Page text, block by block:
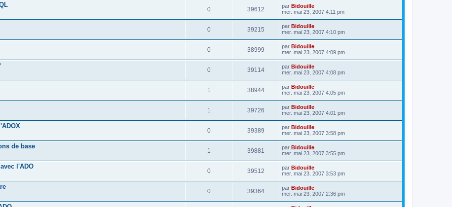
0 39612 par Bidouille
mer. mai 23, 2007 4:11 pm
0 39215 par Bidouille
mer. mai 23, 2007 4:10 pm
0 38999 par Bidouille
mer. mai 23, 2007 4:09 pm
0 39114 par Bidouille
mer. mai 23, 2007 4:08 pm
1 38944 par Bidouille
mer. mai 23, 2007 4:05 pm
1 39726 par Bidouille
mer. mai 23, 2007 4:01 pm
0 39389 par Bidouille
mer. mai 23, 2007 3:58 pm
de base
1 39881 par Bidouille
mer. mai 23, 2007 3:55 pm
l'ADO
0 39512 par Bidouille
mer. mai 23, 2007 3:53 pm
0 39364 par Bidouille
mer. mai 23, 2007 2:36 pm